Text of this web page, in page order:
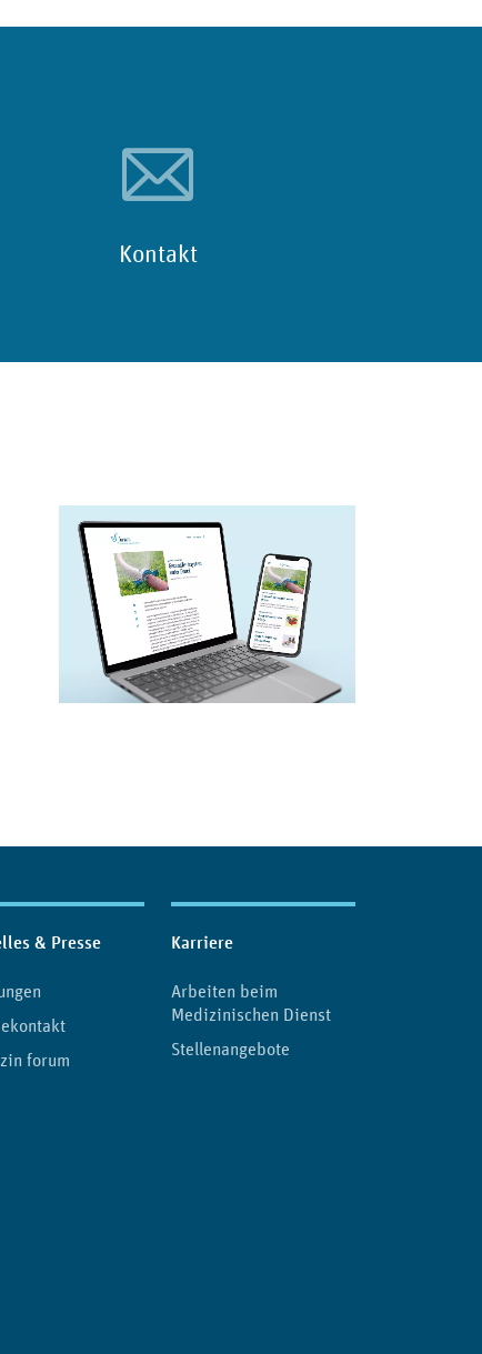
Kontakt
& Presse
forum
Karriere
Arbeiten beim
Medizinischen Dienst
Stellenangebote